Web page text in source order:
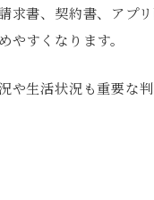
求書、契約書、アプリ
やすくなります。
や生活状況も重要な判